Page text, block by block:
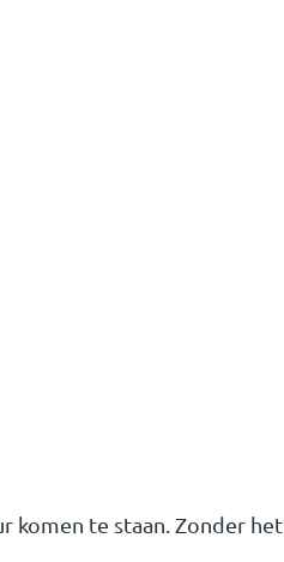
komen te staan. Zonder